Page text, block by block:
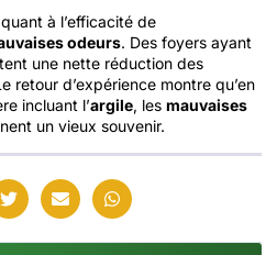
à l’efficacité de
odeurs. Des foyers ayant
une nette réduction des
retour d’expérience montre qu’en
incluant l’argile, les mauvaises
un vieux souvenir.